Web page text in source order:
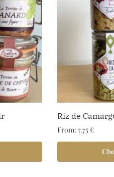
Riz de
From: 7.75€